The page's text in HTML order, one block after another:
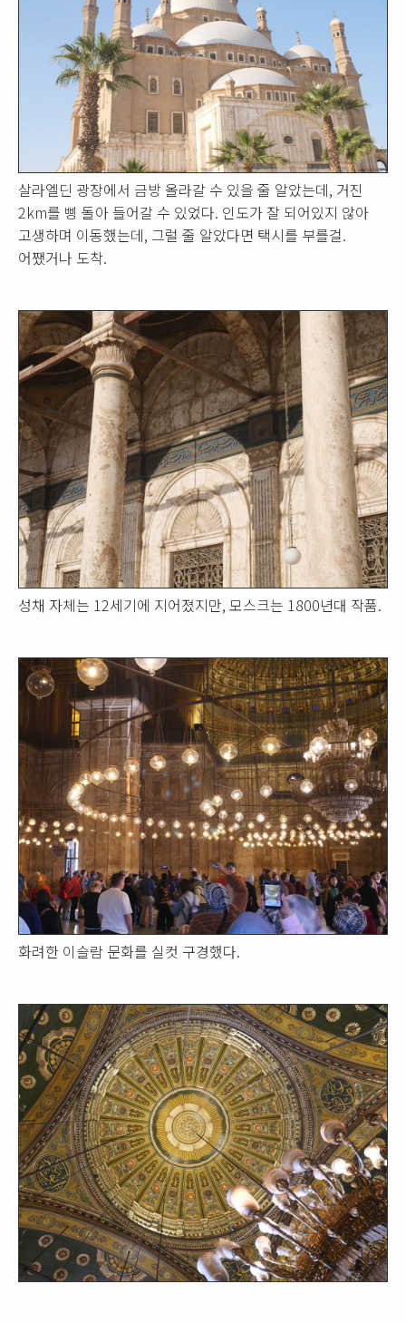
살라엘딘 광장에서 금방 올라갈 수 있을 줄 알았는데, 거진
2km를 삥 돌아 들어갈 수 있었다. 인도가 잘 되어있지 않아
고생하며 이동했는데, 그럴 줄 알았다면 택시를 부를걸.
어쨌거나 도착.
성채 자체는 12세기에 지어졌지만, 모스크는 1800년대 작품.
화려한 이슬람 문화를 실컷 구경했다.